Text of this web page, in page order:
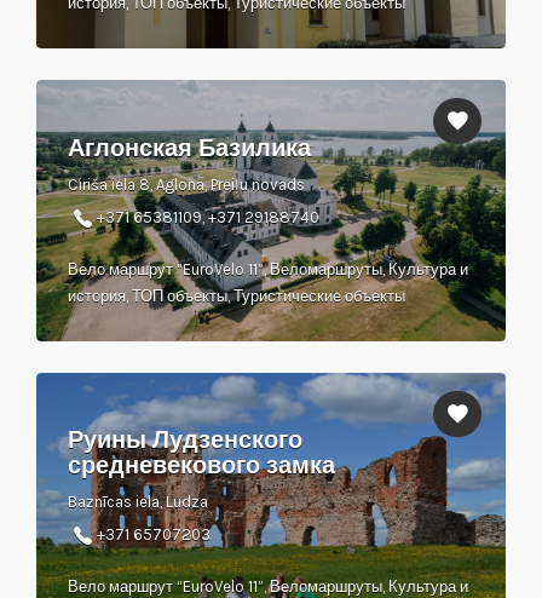
Аглонская Базилика
Ciriša iela 8, Aglona, Preiļu novads
+371 65381109, +371 29188740
Вело маршрут “EuroVelo 11”, Веломаршруты, Культура и
история, ТОП объекты, Туристические объекты
Руины Лудзенского
средневекового замка
Baznīcas iela, Ludza
+371 65707203
Вело маршрут “EuroVelo 11”, Веломаршруты, Культура и